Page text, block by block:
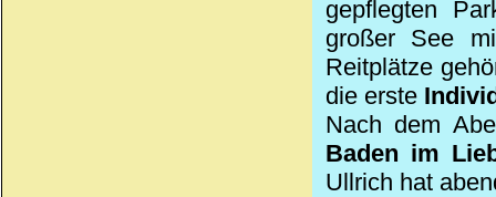
gepflegten
großer See
Reitplätze
die erste
Nach dem
Baden im
Ullrich hat